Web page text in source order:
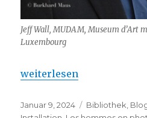
Jeff Wall, MUDAM, Museum d’Art
Luxembourg
„Jeff Wall – Fondation
weiterlesen
Veröffentlicht
Januar 9, 2024 Kategorien
Bibliothek